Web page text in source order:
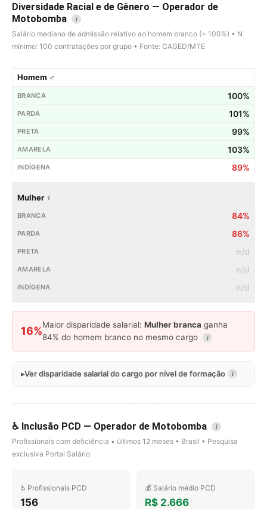
Diversidade Racial e de Gênero — Operador de
Motobomba
i
Salário mediano de admissão relativo ao homem branco (= 100%) • N
mínimo: 100 contratações por grupo • Fonte: CAGED/MTE
Homem ♂
100%
101%
99%
103%
89%
Mulher ♀
84%
86%
n/d
n/d
n/d
16%
Maior disparidade salarial: Mulher branca ganha
84% do homem branco no mesmo cargo
i
Ver disparidade salarial do cargo por nível de formação i
♿ Inclusão PCD — Operador de Motobomba i
Profissionais com deficiência • últimos 12 meses • Brasil • Pesquisa
exclusiva Portal Salário
♿ Profissionais PCD
156
💰 Salário médio PCD
R$ 2.666